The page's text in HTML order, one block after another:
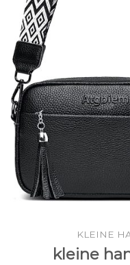
KLEINE
kleine